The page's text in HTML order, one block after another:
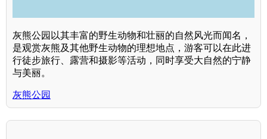
灰熊公园以其丰富的野生动物和壮丽的自然风光而闻名，
是观赏灰熊及其他野生动物的理想地点，游客可以在此进
行徒步旅行、露营和摄影等活动，同时享受大自然的宁静
与美丽。
灰熊公园